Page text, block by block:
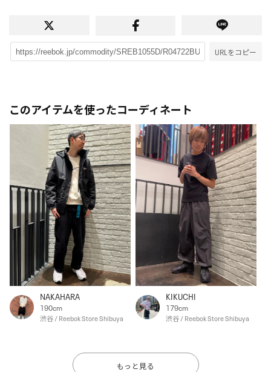
URLをコピー
このアイテムを使ったコーディネート
NAKAHARA
190cm
渋谷 / Reebok Store Shibuya
KIKUCHI
179cm
渋谷 / Reebok Store Shibuya
もっと見る